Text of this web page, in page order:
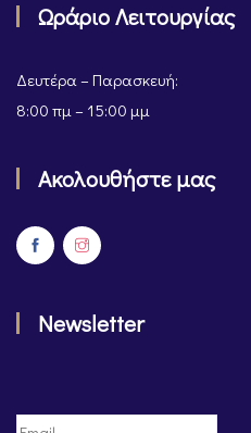
Ωράριο Λειτουργίας
Δευτέρα – Παρασκευή:
8:00 πμ – 15:00 μμ
Ακολουθήστε μας
Newsletter